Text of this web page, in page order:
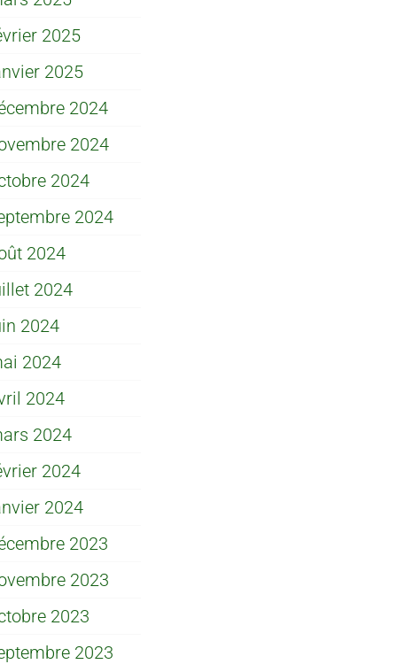
2025
2025
2024
2024
2024
2024
2024
2024
2024
2024
2024
2024
2024
2024
2023
2023
2023
2023